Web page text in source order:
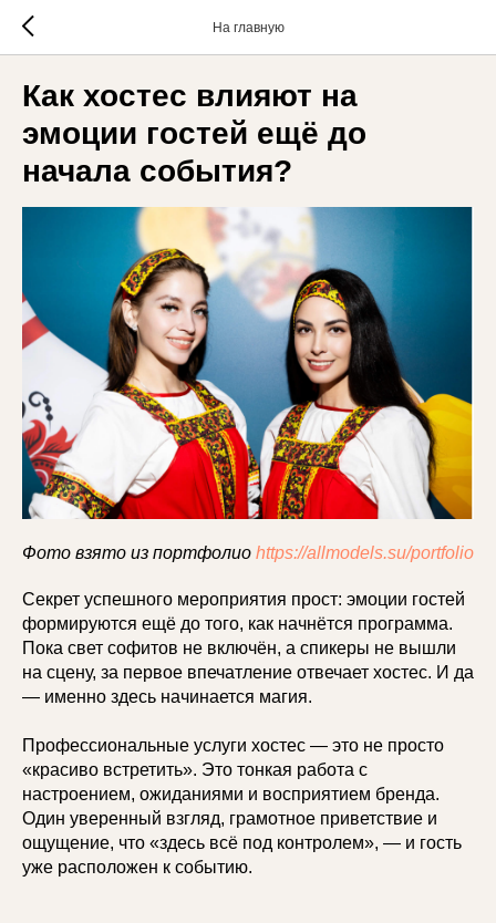
На главную
Как хостес влияют на
эмоции гостей ещё до
начала события?
Фото взято из портфолио https://allmodels.su/portfolio
Секрет успешного мероприятия прост: эмоции гостей
формируются ещё до того, как начнётся программа.
Пока свет софитов не включён, а спикеры не вышли
на сцену, за первое впечатление отвечает хостес. И да
— именно здесь начинается магия.
Профессиональные услуги хостес — это не просто
«красиво встретить». Это тонкая работа с
настроением, ожиданиями и восприятием бренда.
Один уверенный взгляд, грамотное приветствие и
ощущение, что «здесь всё под контролем», — и гость
уже расположен к событию.